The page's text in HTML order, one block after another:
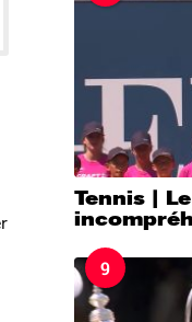
Tennis |
9